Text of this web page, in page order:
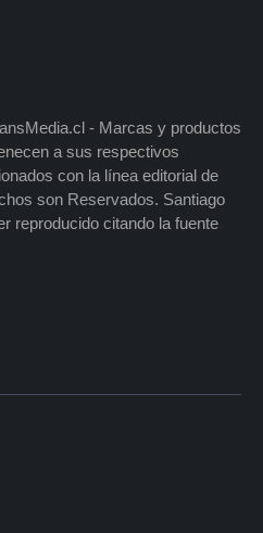
- Marcas y productos
a sus respectivos
con la línea editorial de
son Reservados. Santiago
reproducido citando la fuente